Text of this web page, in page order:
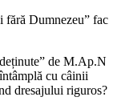
fără Dumnezeu” fac
de M.Ap.N
cu câinii
dresajului riguros?